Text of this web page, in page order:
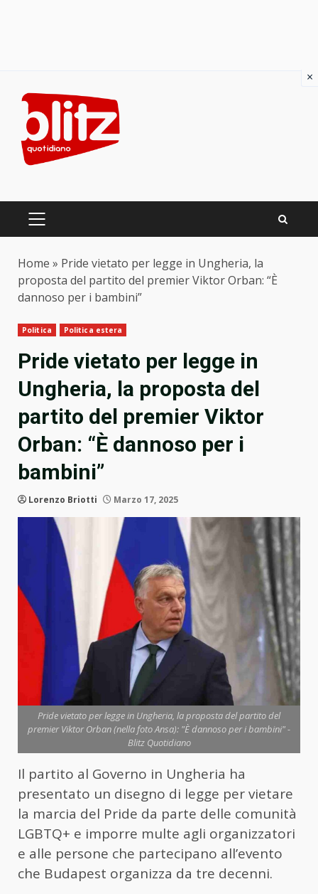
content
PRIMARY
Home » Pride vietato per legge in Ungheria, la
proposta del partito del premier Viktor Orban: “È
dannoso per i bambini”
Politica Politica estera
Pride vietato per legge in
Ungheria, la proposta del
partito del premier Viktor
Orban: “È dannoso per i
bambini”
Lorenzo Briotti Marzo 17, 2025
Pride vietato per legge in Ungheria, la proposta del partito del
premier Viktor Orban (nella foto Ansa): "È dannoso per i bambini" -
Blitz Quotidiano
Il partito al Governo in Ungheria ha
presentato un disegno di legge per vietare
la marcia del Pride da parte delle comunità
LGBTQ+ e imporre multe agli organizzatori
e alle persone che partecipano all’evento
che Budapest organizza da tre decenni.
×